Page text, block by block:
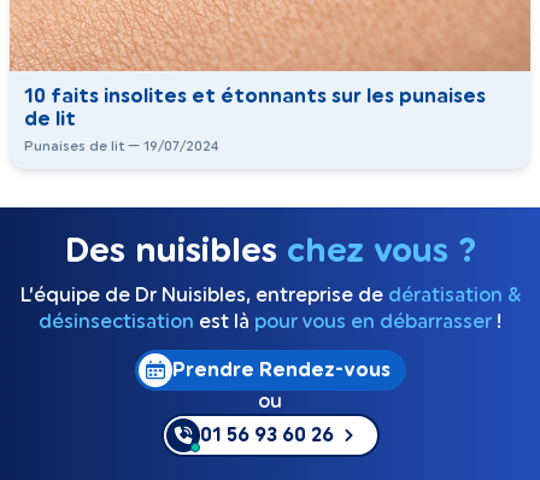
10 faits insolites et étonnants sur les punaises
de lit
Punaises de lit — 19/07/2024
Des nuisibles chez vous ?
L’équipe de Dr Nuisibles, entreprise de dératisation &
désinsectisation est là pour vous en débarrasser !
Prendre Rendez-vous
ou
01 56 93 60 26